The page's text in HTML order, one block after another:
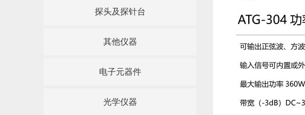
探头及探针台
其他仪器
电子元器件
光学仪器